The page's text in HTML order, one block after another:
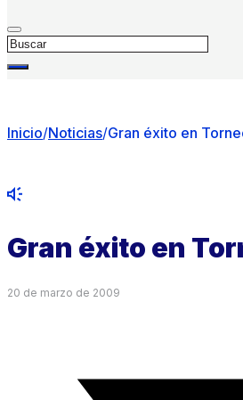
Buscar
Inicio/Noticias/Gran éxito en
Gran éxito en
20 de marzo de 2009